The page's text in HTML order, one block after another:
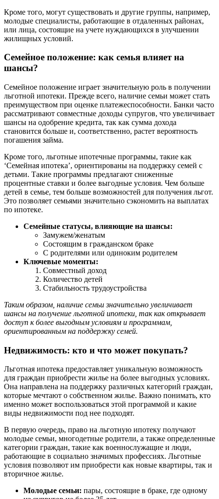
Кроме того, могут существовать и другие группы, например,
молодые специалисты, работающие в отдаленных районах,
или лица, состоящие на учете нуждающихся в улучшении
жилищных условий.
Семейное положение: как семья влияет на
шансы?
Семейное положение играет значительную роль в получении
льготной ипотеки. Прежде всего, наличие семьи может стать
преимуществом при оценке платежеспособности. Банки часто
рассматривают совместные доходы супругов, что увеличивает
шансы на одобрение кредита, так как сумма дохода
становится больше и, соответственно, растет вероятность
погашения займа.
Кроме того, льготные ипотечные программы, такие как
‘Семейная ипотека’, ориентированы на поддержку семей с
детьми. Такие программы предлагают сниженные
процентные ставки и более выгодные условия. Чем больше
детей в семье, тем больше возможностей для получения льгот.
Это позволяет семьями значительно сэкономить на выплатах
по ипотеке.
Семейные статусы, влияющие на шансы:
Замужем/женатым
Состоящим в гражданском браке
С родителями или одиноким родителем
Ключевые моменты:
Совместный доход
Количество детей
Стабильность трудоустройства
Таким образом, наличие семьи значительно увеличивает
шансы на получение льготной ипотеки, так как открывает
доступ к более выгодным условиям и программам,
ориентированным на поддержку семей.
Недвижимость: кто и что может покупать?
Льготная ипотека предоставляет уникальную возможность
для граждан приобрести жилье на более выгодных условиях.
Она направлена на поддержку различных категорий граждан,
которые мечтают о собственном жилье. Важно понимать, кто
именно может воспользоваться этой программой и какие
виды недвижимости под нее подходят.
В первую очередь, право на льготную ипотеку получают
молодые семьи, многодетные родители, а также определенные
категории граждан, такие как военнослужащие и люди,
работающие в социально значимых профессиях. Льготные
условия позволяют им приобрести как новые квартиры, так и
вторичное жилье.
Молодые семьи: пары, состоящие в браке, где одному